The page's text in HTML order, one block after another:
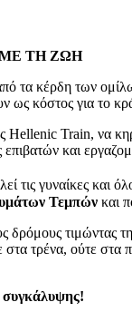
ΤΗ ΖΩΗ
τα κέρδη των
ως κόστος για το
Train, να
και
τις γυναίκες και
Τεμπών και
δρόμους
στα τρένα, ούτε
συγκάλυψης!